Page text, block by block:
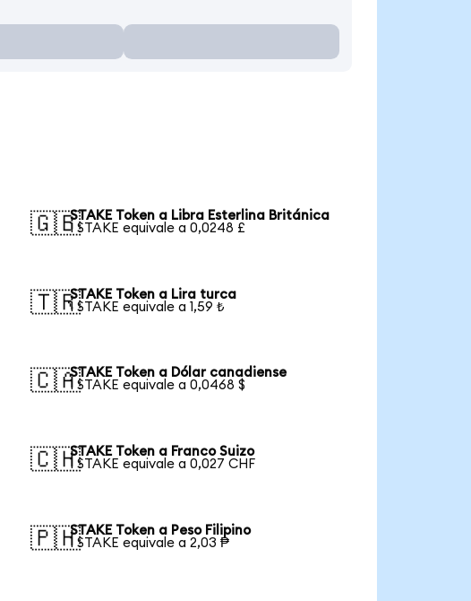
🇬🇧STAKE Token a Libra Esterlina Británica
1 STAKE equivale a 0,0248 £
🇹🇷STAKE Token a Lira turca
1 STAKE equivale a 1,59 ₺
🇨🇦STAKE Token a Dólar canadiense
1 STAKE equivale a 0,0468 $
🇨🇭STAKE Token a Franco Suizo
1 STAKE equivale a 0,027 CHF
🇵🇭STAKE Token a Peso Filipino
1 STAKE equivale a 2,03 ₱